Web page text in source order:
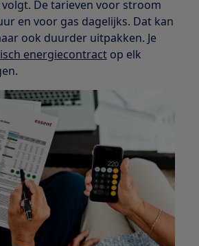
De tarieven voor stroom
en voor gas dagelijks. Dat kan
ook duurder uitpakken. Je
energiecontractop elk